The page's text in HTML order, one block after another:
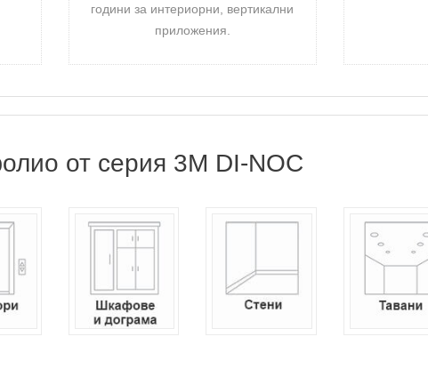
години за интериорни, вертикални
приложения.
от серия 3M DI-NOC